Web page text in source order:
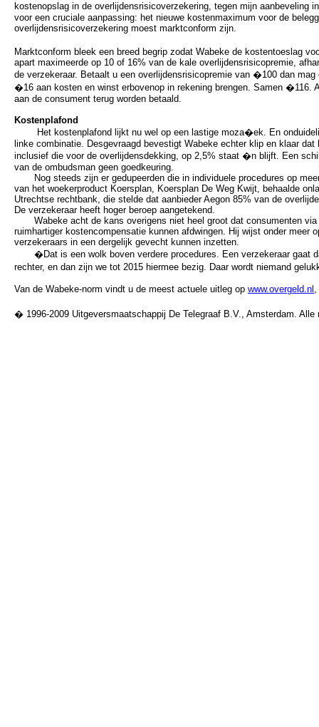
kostenopslag in de overlijdensrisicoverzekering, tegen mijn aanbeveling
voor een cruciale aanpassing: het nieuwe kostenmaximum voor de
overlijdensrisicoverzekering moest marktconform zijn.
Marktconform bleek een breed begrip zodat Wabeke de kostentoeslag
apart maximeerde op 10 of 16% van de kale overlijdensrisicopremie,
de verzekeraar. Betaalt u een overlijdensrisicopremie van �100 dan
�16 aan kosten en winst erbovenop in rekening brengen. Samen �116.
aan de consument terug worden betaald.
Kostenplafond
Het kostenplafond lijkt nu wel op een lastige moza�ek. En
linke combinatie. Desgevraagd bevestigt Wabeke echter klip en klaar
inclusief die voor de overlijdensdekking, op 2,5% staat �n blijft. Een
van de ombudsman geen goedkeuring.
Nog steeds zijn er gedupeerden die in individuele procedures op
van het woekerproduct Koersplan, Koersplan De Weg Kwijt, behaalde
Utrechtse rechtbank, die stelde dat aanbieder Aegon 85% van de
De verzekeraar heeft hoger beroep aangetekend.
Wabeke acht de kans overigens niet heel groot dat consumenten via
ruimhartiger kostencompensatie kunnen afdwingen. Hij wijst onder meer
verzekeraars in een dergelijk gevecht kunnen inzetten.
�Dat is een wolk boven verdere procedures. Een verzekeraar gaat
rechter, en dan zijn we tot 2015 hiermee bezig. Daar wordt niemand
Van de Wabeke-norm vindt u de meest actuele uitleg op www.overgeld.nl ,
� 1996-2009 Uitgeversmaatschappij De Telegraaf B.V., Amsterdam. Alle